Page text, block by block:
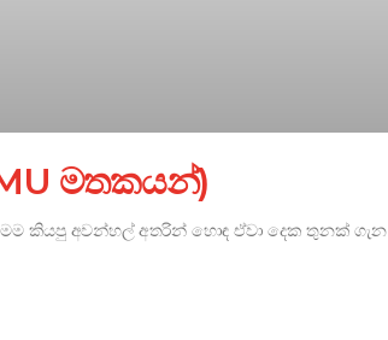
මතකයන්)
කියපු අවන්හල් අතරින් හොඳ ඒවා දෙක තුනක් ගැන